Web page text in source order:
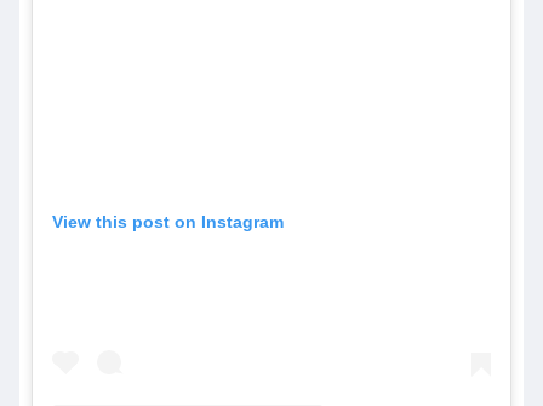
View this post on Instagram